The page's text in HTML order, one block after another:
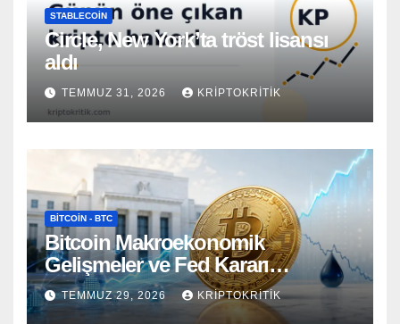
STABLECOIN
Circle, New York’ta tröst lisansı
aldı
TEMMUZ 31, 2026 KRIPTOKRITIK
BITCOIN - BTC
Bitcoin Makroekonomik
Gelişmeler ve Fed Kararı
Öncesinde Dalgalı Seyrediyor
TEMMUZ 29, 2026 KRIPTOKRITIK